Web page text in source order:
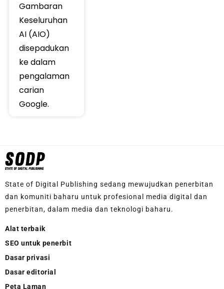
Gambaran
Keseluruhan
AI (AIO)
disepadukan
ke dalam
pengalaman
carian
Google.
State of Digital Publishing sedang mewujudkan penerbitan
dan komuniti baharu untuk profesional media digital dan
penerbitan, dalam media dan teknologi baharu.
Alat terbaik
SEO untuk penerbit
Dasar privasi
Dasar editorial
Peta Laman